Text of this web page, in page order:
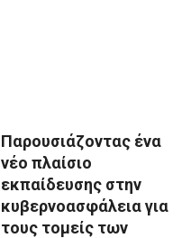
Παρουσιάζοντας ένα
νέο πλαίσιο
εκπαίδευσης στην
κυβερνοασφάλεια για
τους τομείς των